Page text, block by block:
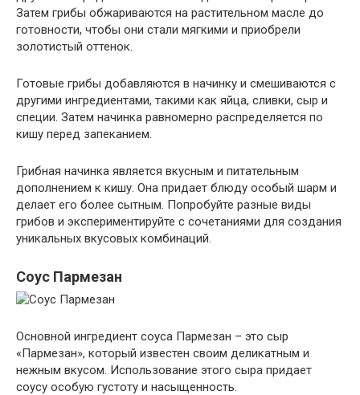
Затем грибы обжариваются на растительном масле до
готовности, чтобы они стали мягкими и приобрели
золотистый оттенок.
Готовые грибы добавляются в начинку и смешиваются с
другими ингредиентами, такими как яйца, сливки, сыр и
специи. Затем начинка равномерно распределяется по
кишу перед запеканием.
Грибная начинка является вкусным и питательным
дополнением к кишу. Она придает блюду особый шарм и
делает его более сытным. Попробуйте разные виды
грибов и экспериментируйте с сочетаниями для создания
уникальных вкусовых комбинаций.
Соус Пармезан
Основной ингредиент соуса Пармезан – это сыр
«Пармезан», который известен своим деликатным и
нежным вкусом. Использование этого сыра придает
соусу особую густоту и насыщенность.